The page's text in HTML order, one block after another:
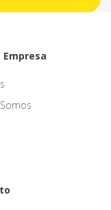
Empresa